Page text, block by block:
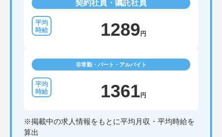
契約社員・嘱託社員
1289円
非常勤・パート・アルバイト
1361円
※掲載中の求人情報をもとに平均月収・平均時給を
算出